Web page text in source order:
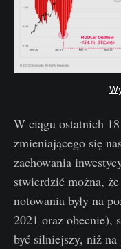
W ciągu ostatnich
zmieniającego się
zachowania
stwierdzić można,
notowania były na
2021 oraz obecnie),
być silniejszy, niż